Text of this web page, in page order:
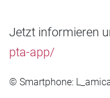
Jetzt informieren
pta-app/
© Smartphone: